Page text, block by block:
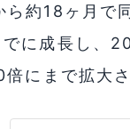
ら約18ヶ月
に成長し、
にまで拡大さ